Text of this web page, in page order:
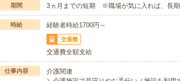
期間 3ヵ月までの短期 ※職場が気に入れば、長
時給 経験者時給1700円～
交通費
交通費全額支給
仕事内容
介護関連